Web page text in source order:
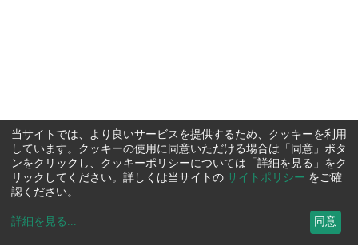
当サイトでは、より良いサービスを提供するため、クッキーを利用
しています。クッキーの使用に同意いただける場合は「同意」ボタ
ンをクリックし、クッキーポリシーについては「詳細を見る」をク
リックしてください。詳しくは当サイトの サイトポリシー をご確
認ください。
詳細を見る ... 同意